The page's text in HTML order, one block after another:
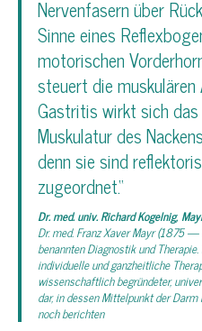
Nervenfasern über
Sinne eines
motorischen
steuert die
Gastritis wirkt sich
Muskulatur des
denn sie sind
zugeordnet.“
Dr. med. univ. Richard Kogelnig,
Dr. med. Franz Xaver Mayr (1875
benannten Diagnostik und
individuelle und ganzheitliche
wissenschaftlich begründeter,
dar, in dessen Mittelpunkt der
noch berichten